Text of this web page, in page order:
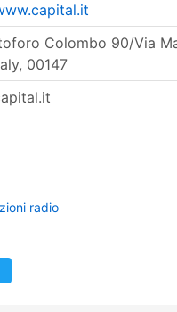
Colombo 90/Via
00147
radio